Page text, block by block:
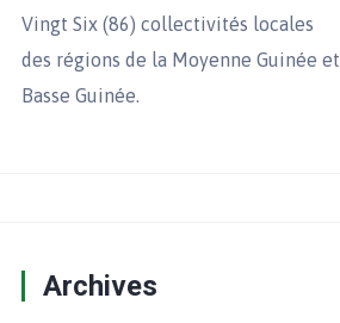
Vingt Six (86) collectivités locales
des régions de la Moyenne Guinée et
Basse Guinée.
Archives